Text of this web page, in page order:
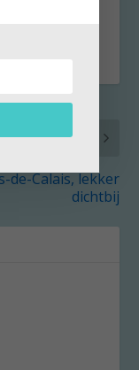
VOLGENDE
de-Calais, lekker
dichtbij